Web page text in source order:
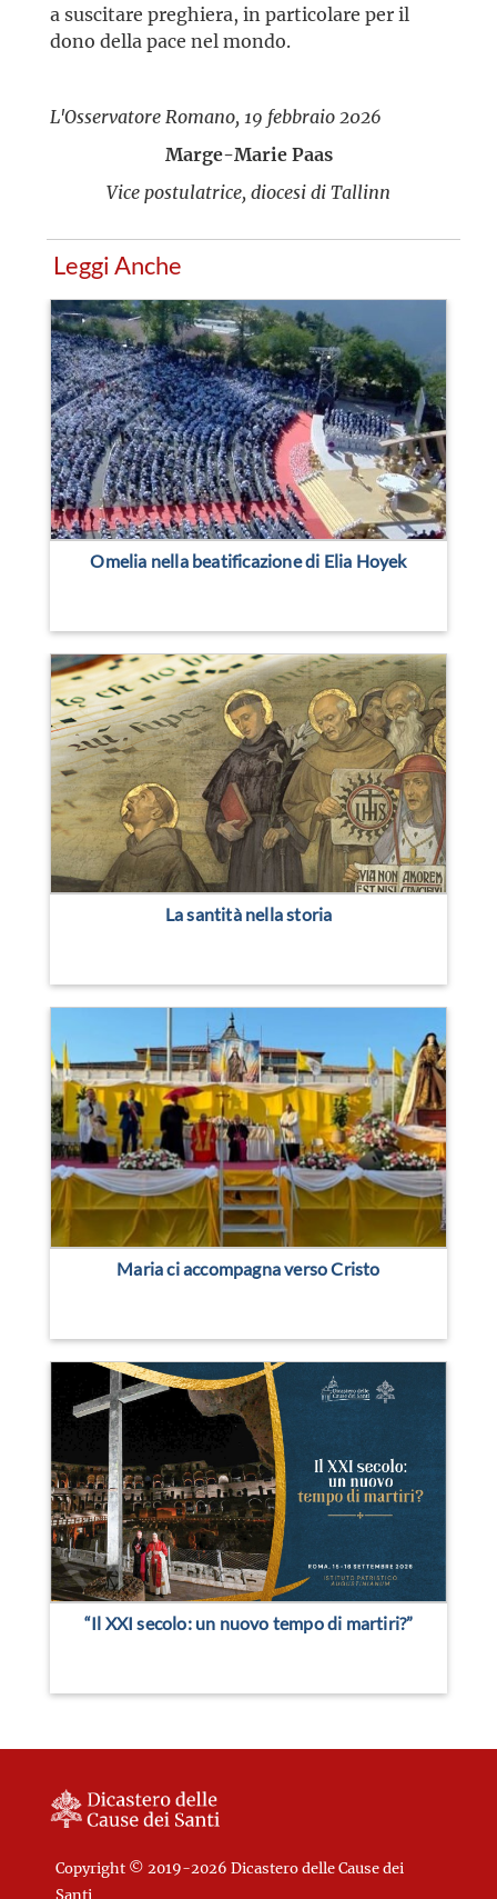
a suscitare preghiera, in particolare per il
dono della pace nel mondo.
L'Osservatore Romano, 19 febbraio 2026
Marge-Marie Paas
Vice postulatrice, diocesi di Tallinn
Leggi Anche
Omelia nella beatificazione di Elia Hoyek
La santità nella storia
Maria ci accompagna verso Cristo
“Il XXI secolo: un nuovo tempo di martiri?”
Copyright © 2019-2026 Dicastero delle Cause dei
Santi